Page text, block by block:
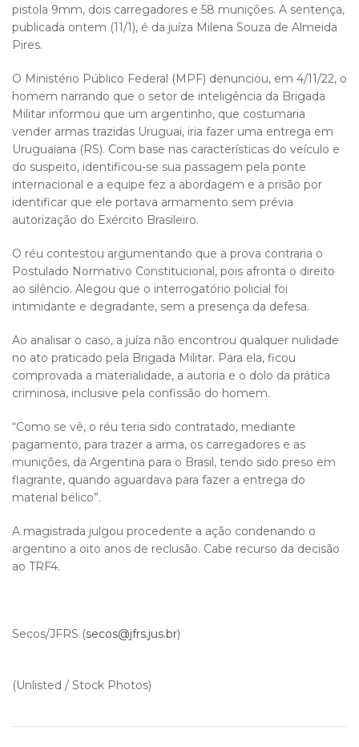
pistola 9mm, dois carregadores e 58 munições. A sentença,
publicada ontem (11/1), é da juíza Milena Souza de Almeida
Pires.
O Ministério Público Federal (MPF) denunciou, em 4/11/22, o
homem narrando que o setor de inteligência da Brigada
Militar informou que um argentinho, que costumaria
vender armas trazidas Uruguai, iria fazer uma entrega em
Uruguaiana (RS). Com base nas características do veículo e
do suspeito, identificou-se sua passagem pela ponte
internacional e a equipe fez a abordagem e a prisão por
identificar que ele portava armamento sem prévia
autorização do Exército Brasileiro.
O réu contestou argumentando que a prova contraria o
Postulado Normativo Constitucional, pois afronta o direito
ao silêncio. Alegou que o interrogatório policial foi
intimidante e degradante, sem a presença da defesa.
Ao analisar o caso, a juíza não encontrou qualquer nulidade
no ato praticado pela Brigada Militar. Para ela, ficou
comprovada a materialidade, a autoria e o dolo da prática
criminosa, inclusive pela confissão do homem.
“Como se vê, o réu teria sido contratado, mediante
pagamento, para trazer a arma, os carregadores e as
munições, da Argentina para o Brasil, tendo sido preso em
flagrante, quando aguardava para fazer a entrega do
material bélico”.
A magistrada julgou procedente a ação condenando o
argentino a oito anos de reclusão. Cabe recurso da decisão
ao TRF4.
Secos/JFRS (secos@jfrs.jus.br)
(Unlisted / Stock Photos)